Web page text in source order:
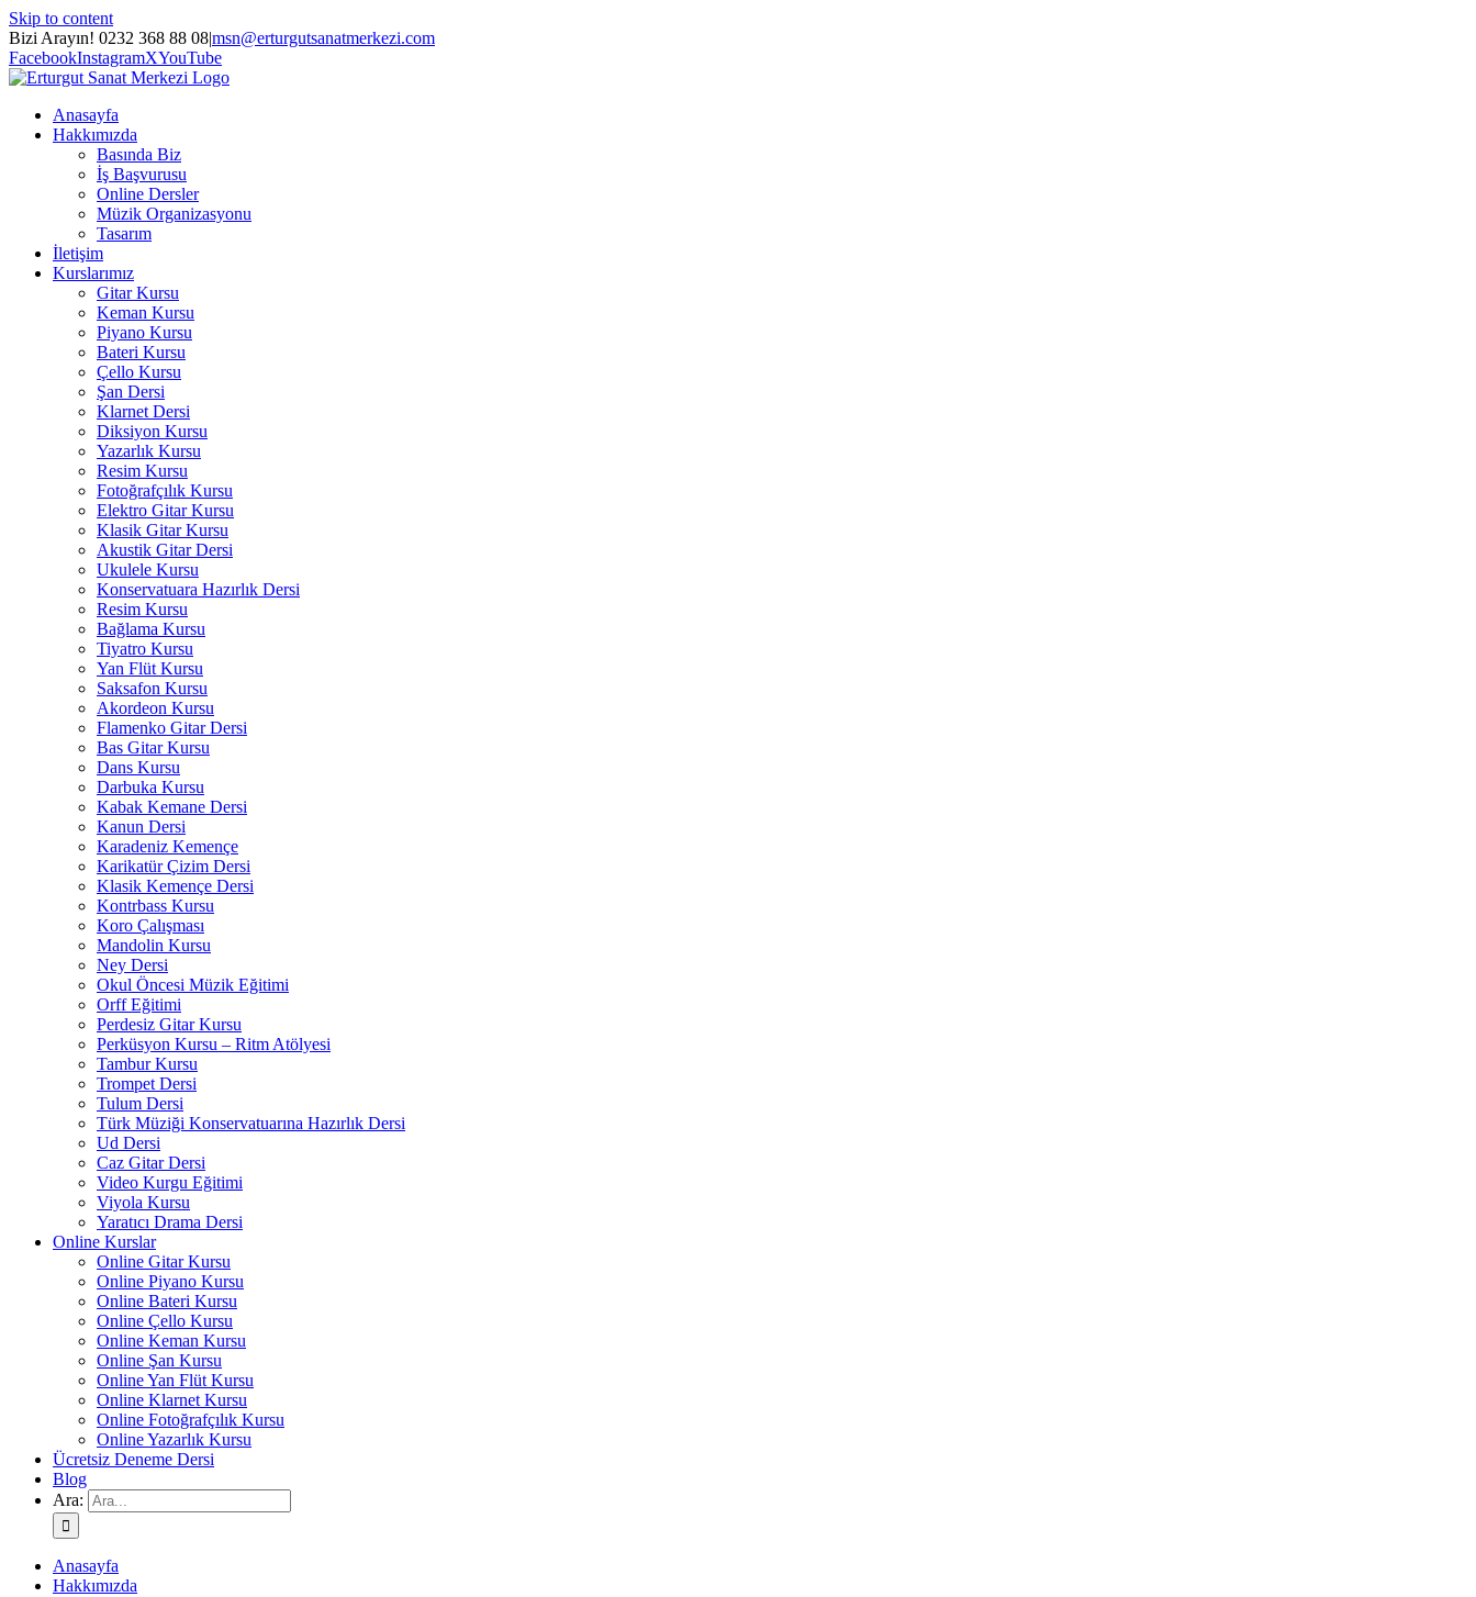
Skip to content
Bizi Arayın! 0232 368 88 08|msn@erturgutsanatmerkezi.com
FacebookInstagramXYouTube
Anasayfa
Hakkımızda
Basında Biz
İş Başvurusu
Online Dersler
Müzik Organizasyonu
Tasarım
İletişim
Kurslarımız
Gitar Kursu
Keman Kursu
Piyano Kursu
Bateri Kursu
Çello Kursu
Şan Dersi
Klarnet Dersi
Diksiyon Kursu
Yazarlık Kursu
Resim Kursu
Fotoğrafçılık Kursu
Elektro Gitar Kursu
Klasik Gitar Kursu
Akustik Gitar Dersi
Ukulele Kursu
Konservatuara Hazırlık Dersi
Resim Kursu
Bağlama Kursu
Tiyatro Kursu
Yan Flüt Kursu
Saksafon Kursu
Akordeon Kursu
Flamenko Gitar Dersi
Bas Gitar Kursu
Dans Kursu
Darbuka Kursu
Kabak Kemane Dersi
Kanun Dersi
Karadeniz Kemençe
Karikatür Çizim Dersi
Klasik Kemençe Dersi
Kontrbass Kursu
Koro Çalışması
Mandolin Kursu
Ney Dersi
Okul Öncesi Müzik Eğitimi
Orff Eğitimi
Perdesiz Gitar Kursu
Perküsyon Kursu – Ritm Atölyesi
Tambur Kursu
Trompet Dersi
Tulum Dersi
Türk Müziği Konservatuarına Hazırlık Dersi
Ud Dersi
Caz Gitar Dersi
Video Kurgu Eğitimi
Viyola Kursu
Yaratıcı Drama Dersi
Online Kurslar
Online Gitar Kursu
Online Piyano Kursu
Online Bateri Kursu
Online Çello Kursu
Online Keman Kursu
Online Şan Kursu
Online Yan Flüt Kursu
Online Klarnet Kursu
Online Fotoğrafçılık Kursu
Online Yazarlık Kursu
Ücretsiz Deneme Dersi
Blog
Ara:
Anasayfa
Hakkımızda